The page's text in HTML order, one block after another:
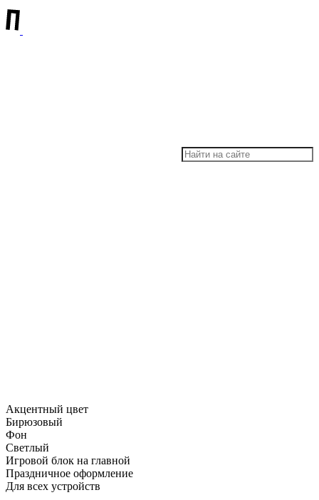
Акцентный цвет
Бирюзовый
Фон
Светлый
Игровой блок на главной
Праздничное оформление
Для всех устройств